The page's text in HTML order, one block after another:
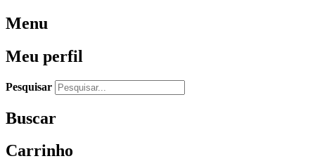
Menu
Meu perfil
Pesquisar
Buscar
Carrinho